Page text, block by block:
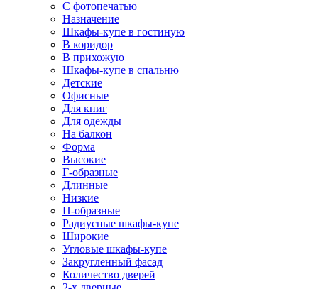
С фотопечатью
Назначение
Шкафы-купе в гостиную
В коридор
В прихожую
Шкафы-купе в спальню
Детские
Офисные
Для книг
Для одежды
На балкон
Форма
Высокие
Г-образные
Длинные
Низкие
П-образные
Радиусные шкафы-купе
Широкие
Угловые шкафы-купе
Закругленный фасад
Количество дверей